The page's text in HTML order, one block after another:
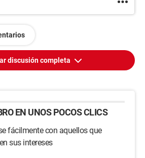
discusión completa
EN UNOS POCOS CLICS
fácilmente con aquellos que
sus intereses